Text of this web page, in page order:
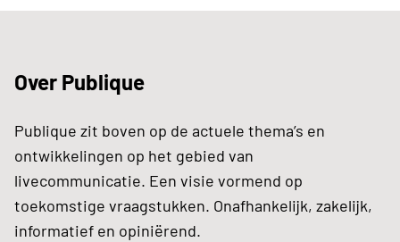
Over Publique
Publique zit boven op de actuele thema’s en
ontwikkelingen op het gebied van
livecommunicatie. Een visie vormend op
toekomstige vraagstukken. Onafhankelijk, zakelijk,
informatief en opiniërend.